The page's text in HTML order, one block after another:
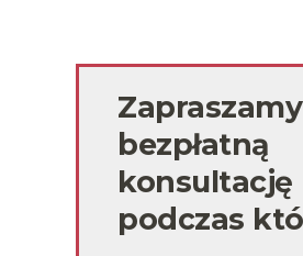
bezpłatną
konsultację
podczas